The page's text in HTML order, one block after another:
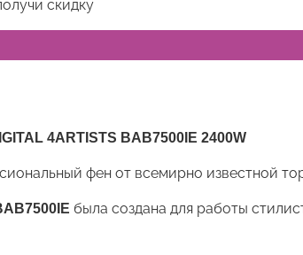
скидку
4ARTISTS BAB7500IE 2400W
фен от всемирно известной
была создана для работы